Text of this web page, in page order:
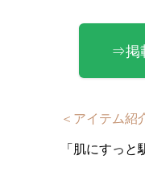
⇒掲
＜アイテム紹
「肌にすっと